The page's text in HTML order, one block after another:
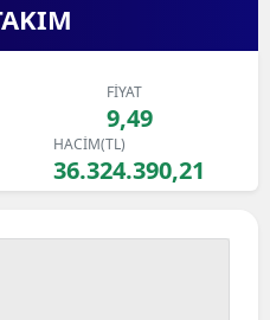
FİYAT
9,49
HACİM(TL)
36.324.390,21